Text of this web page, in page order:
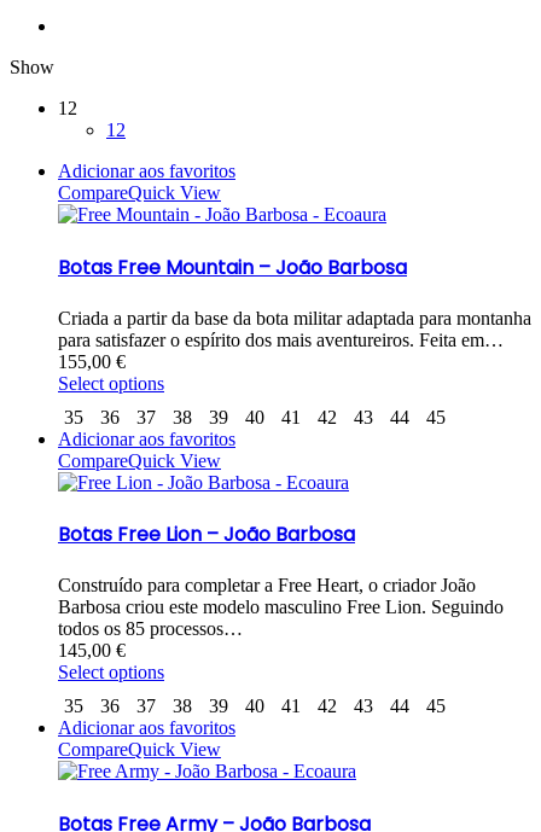
Show
12
12
Adicionar aos favoritos
CompareQuick View
Botas Free Mountain – João Barbosa
Criada a partir da base da bota militar adaptada para montanha
para satisfazer o espírito dos mais aventureiros. Feita em…
155,00 €
Select options
35
36 37 38 39 40 41 42 43 44
45
Adicionar aos favoritos
CompareQuick View
Botas Free Lion – João Barbosa
Construído para completar a Free Heart, o criador João
Barbosa criou este modelo masculino Free Lion. Seguindo
todos os 85 processos…
145,00 €
Select options
35
36 37 38 39 40 41 42 43 44
45
Adicionar aos favoritos
CompareQuick View
Botas Free Army – João Barbosa